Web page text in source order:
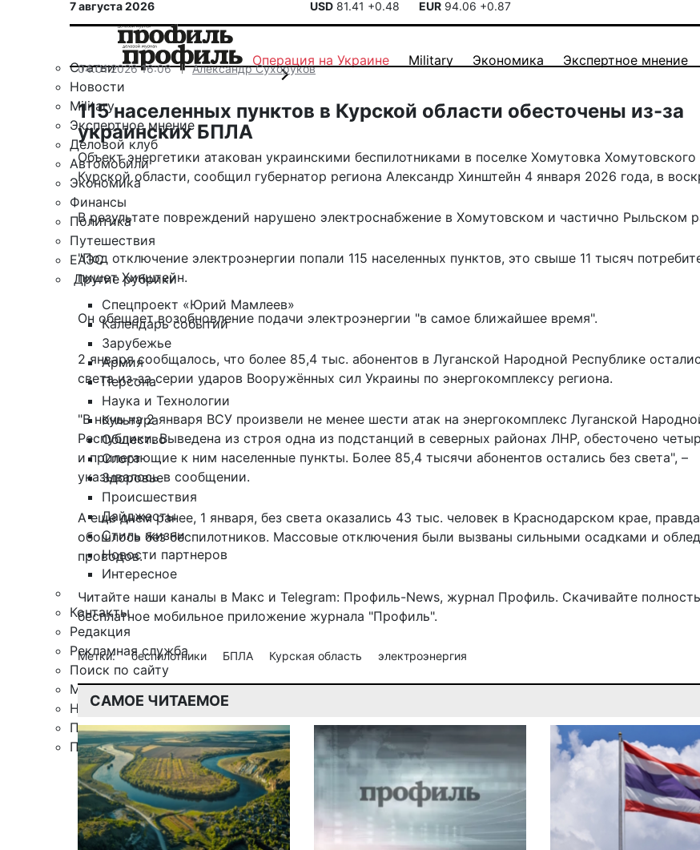
7 августа 2026 USD 81.41 +0.48 EUR 94.06 +0.87
Статьи
Новости
Military
Экспертное мнение
Деловой клуб
Автомобили
Экономика
Финансы
Политика
Путешествия
ЕАЭС
Другие рубрики
Спецпроект «Юрий Мамлеев»
Календарь событий
Зарубежье
Армия
Персона
Наука и Технологии
Культура
Общество
Спорт
Здоровье
Происшествия
Дайджесты
Стиль жизни
Новости партнеров
Интересное
Контакты
Редакция
Рекламная служба
Поиск по сайту
Мобильное приложение
Награды
Правила цитирования
Подписка
Операция на Украине Military Экономика Экспертное мнение
04.01.2026 16:06 Александр Сухоруков
115 населенных пунктов в Курской области обесточены из-за
украинских БПЛА
Объект энергетики атакован украинскими беспилотниками в поселке Хомутовка Хомутовского
Курской области, сообщил губернатор региона Александр Хинштейн 4 января 2026 года, в
В результате повреждений нарушено электроснабжение в Хомутовском и частично Рыльском
"Под отключение электроэнергии попали 115 населенных пунктов, это свыше 11 тысяч
пишет Хинштейн.
Он обещает возобновление подачи электроэнергии "в самое ближайшее время".
2 января сообщалось, что более 85,4 тыс. абонентов в Луганской Народной Республике
светаиз-за серии ударов Вооружённых сил Украины по энергокомплексу региона.
"В ночь на 2 января ВСУ произвели не менее шести атак на энергокомплекс Луганской
Республики. Выведена из строя одна из подстанций в северных районах ЛНР, обесточено
и прилегающие к ним населенные пункты. Более 85,4 тысячи абонентов остались без света", –
указывалось в сообщении.
А еще днем ранее, 1 января, без света оказались 43 тыс. человек в Краснодарском крае,
обошлось без беспилотников. Массовые отключения были вызваны сильными осадками и
проводов.
Читайте наши каналы в Макс и Telegram: Профиль-News, журнал Профиль. Скачивайте
бесплатное мобильное приложение журнала "Профиль".
Метки: беспилотники БПЛА Курская область электроэнергия
САМОЕ ЧИТАЕМОЕ